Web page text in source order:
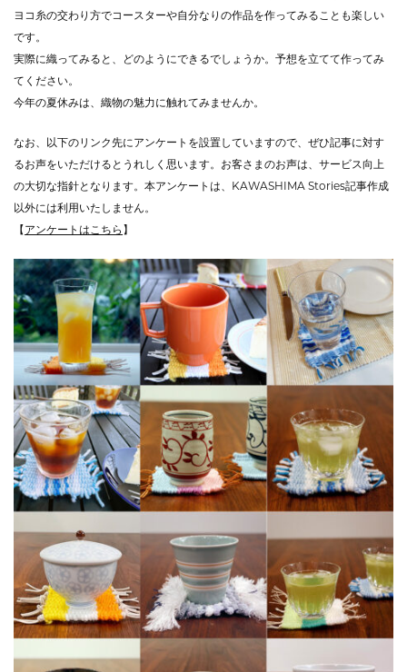
ヨコ糸の交わり方でコースターや自分なりの作品を作ってみることも楽しい
です。
実際に織ってみると、どのようにできるでしょうか。予想を立てて作ってみ
てください。
今年の夏休みは、織物の魅力に触れてみませんか。
なお、以下のリンク先にアンケートを設置していますので、ぜひ記事に対す
るお声をいただけるとうれしく思います。お客さまのお声は、サービス向上
の大切な指針となります。本アンケートは、KAWASHIMA Stories記事作成
以外には利用いたしません。
【アンケートはこちら 】